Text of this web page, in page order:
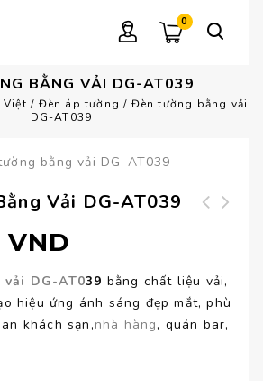
0
BẰNG VẢI DG-AT039
/ Đèn áp tường / Đèn tường bằng vải
DG-AT039
Vải DG-AT039
VND
DG-AT039 bằng chất liệu vải,
hiệu ứng ánh sáng đẹp mắt, phù
khách sạn,nhà hàng, quán bar,